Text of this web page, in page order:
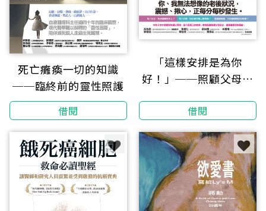
死亡癱瘓一切的知識
──臨終前的靈性照護
借閱
「這樣安排是為你
好！」──照顧父母的
借閱